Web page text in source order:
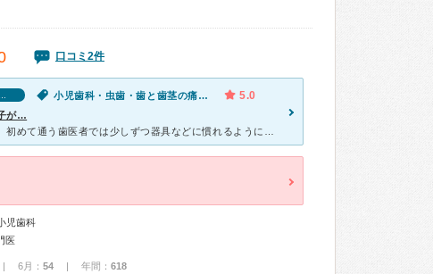
口コミ2件
歯と歯茎の痛み・腫れ・出血の口コミ 小児歯科・虫歯・歯と歯茎の痛み・腫れ・出血 5.0
が…
児歯科
医
6月： 54 | 年間： 618